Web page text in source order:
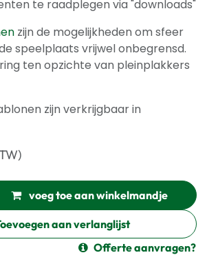
te raadplegen via "downloads"
zijn de mogelijkheden om sfeer
speelplaats vrijwel onbegrensd.
ten opzichte van pleinplakkers
zijn verkrijgbaar in
voeg toe aan winkelmandje
aan verlanglijst
Offerte aanvragen?